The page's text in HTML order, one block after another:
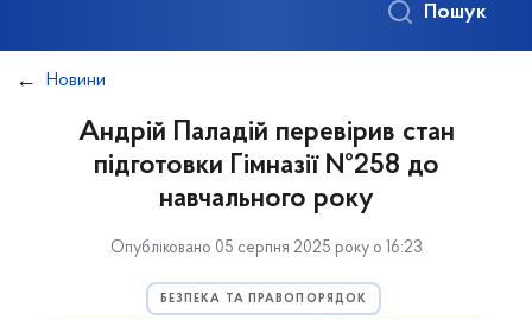
Пошук
Новини
Андрій Паладій перевірив стан
підготовки Гімназії №258 до
навчального року
Опубліковано 05 серпня 2025 року о 16:23
БЕЗПЕКА ТА ПРАВОПОРЯДОК